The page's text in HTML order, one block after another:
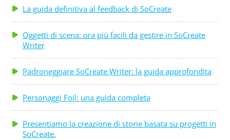
La guida definitiva al feedback di SoCreate
Oggetti di scena: ora più facili da gestire in SoCreate
Writer
Padroneggiare SoCreate Writer: la guida approfondita
Personaggi Foil: una guida completa
Presentiamo la creazione di storie basata su progetti in
SoCreate.